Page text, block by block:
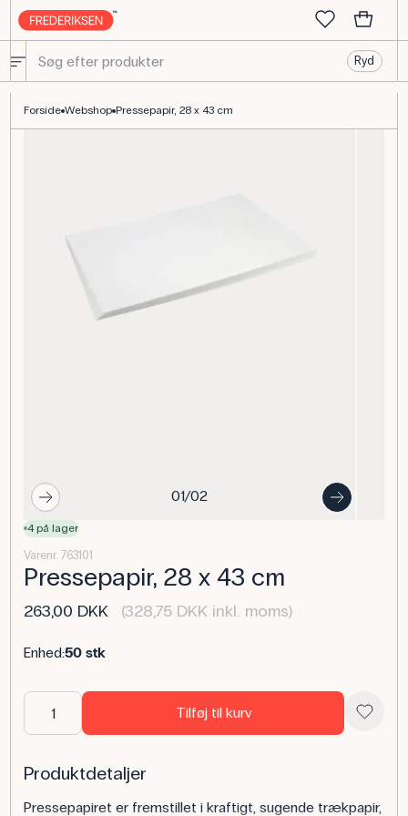
Ryd
Forside Webshop Pressepapir, 28 x 43 cm
01/02
4 på lager
Varenr. 763101
Pressepapir, 28 x 43 cm
263,00 DKK (328,75 DKK inkl. moms)
Enhed:50 stk
Tilføj til kurv
Produktdetaljer
Pressepapiret er fremstillet i kraftigt, sugende trækpapir,